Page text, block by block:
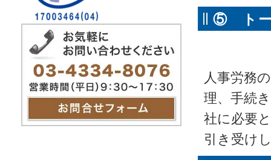
⑤ トー
人事労務
理、手続
社に必要
引き受け